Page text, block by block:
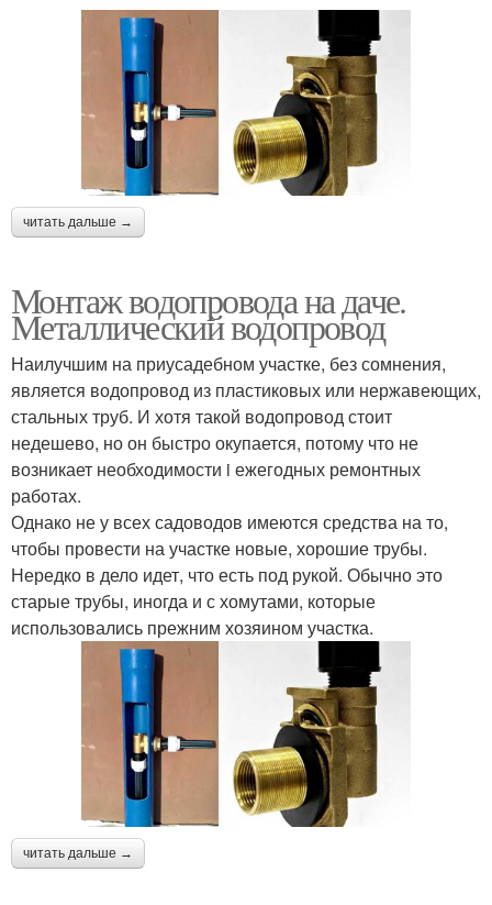
читать дальше →
Монтаж водопровода на даче.
Металлический водопровод
Наилучшим на приусадебном участке, без сомнения,
является водопровод из пластиковых или нержавеющих,
стальных труб. И хотя такой водопровод стоит
недешево, но он быстро окупается, потому что не
возникает необходимости i ежегодных ремонтных
работах.
Однако не у всех садоводов имеются средства на то,
чтобы провести на участке новые, хорошие трубы.
Нередко в дело идет, что есть под рукой. Обычно это
старые трубы, иногда и с хомутами, которые
использовались прежним хозяином участка.
читать дальше →